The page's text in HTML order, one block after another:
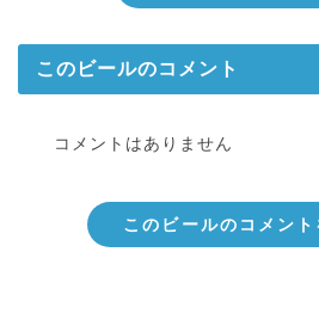
このビールのコメント
コメントはありません
このビールのコメント